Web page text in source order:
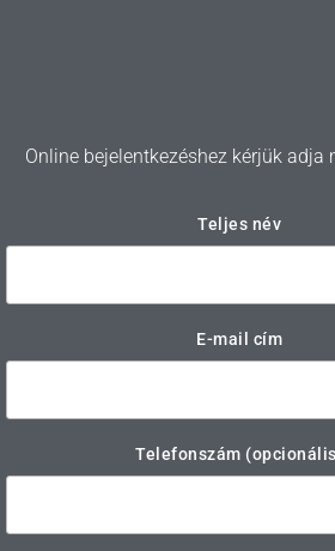
Online bejelentkezéshez kérjük
Teljes név
E-mail cím
Telefonszám